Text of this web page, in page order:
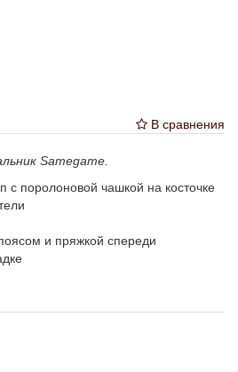
В сравнения
Samegame.
с поролоновой чашкой на косточке
и пряжкой спереди